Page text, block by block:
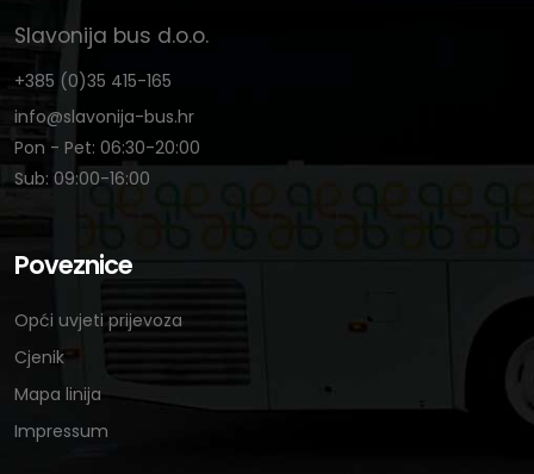
Slavonija bus d.o.o.
+385 (0)35 415-165
info@slavonija-bus.hr
Pon - Pet: 06:30-20:00
Sub: 09:00-16:00
Poveznice
Opći uvjeti prijevoza
Cjenik
Mapa linija
Impressum